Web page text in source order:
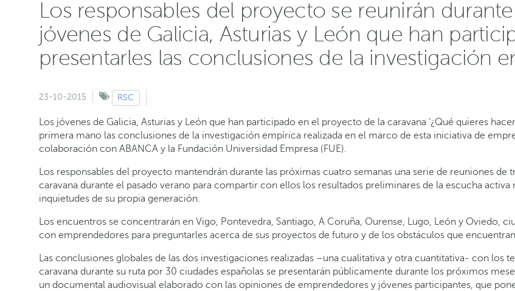
Los responsables del proyecto se reunirán
jóvenes de Galicia, Asturias y León que han
presentarles las conclusiones de la investigación
23-10-2015 RSC
Los jóvenes de Galicia, Asturias y León que han participado en el proyecto de la caravana ‘¿Qué quieres
primera mano las conclusiones de la investigación empírica realizada en el marco de esta iniciativa de
colaboración con ABANCA y la Fundación Universidad Empresa (FUE).
Los responsables del proyecto mantendrán durante las próximas cuatro semanas una serie de reuniones
caravana durante el pasado verano para compartir con ellos los resultados preliminares de la escucha
inquietudes de su propia generación.
Los encuentros se concentrarán en Vigo, Pontevedra, Santiago, A Coruña, Ourense, Lugo, León y Oviedo,
con emprendedores para preguntarles acerca de sus proyectos de futuro y de los obstáculos que
Las conclusiones globales de las dos investigaciones realizadas –una cualitativa y otra cuantitativa- con los
caravana durante su ruta por 30 ciudades españolas se presentarán públicamente durante los próximos
un documental audiovisual elaborado con las opiniones de emprendedores y jóvenes participantes, que